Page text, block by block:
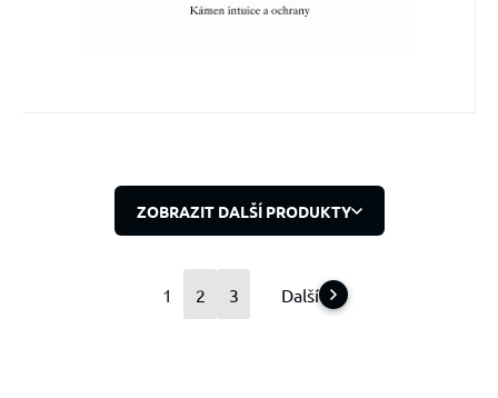
ZOBRAZIT DALŠÍ PRODUKTY
1 2 3 Další